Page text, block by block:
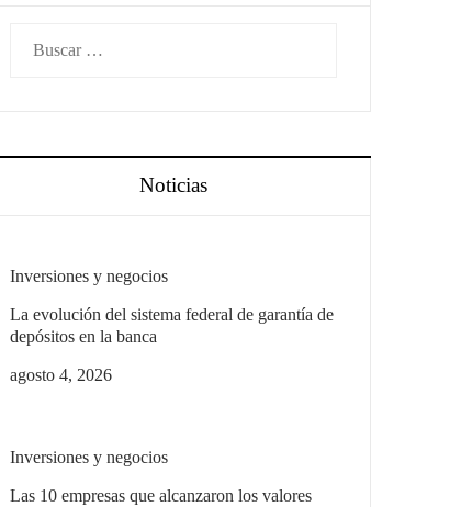
Noticias
Inversiones y negocios
La evolución del sistema federal de garantía de
depósitos en la banca
agosto 4, 2026
Inversiones y negocios
Las 10 empresas que alcanzaron los valores